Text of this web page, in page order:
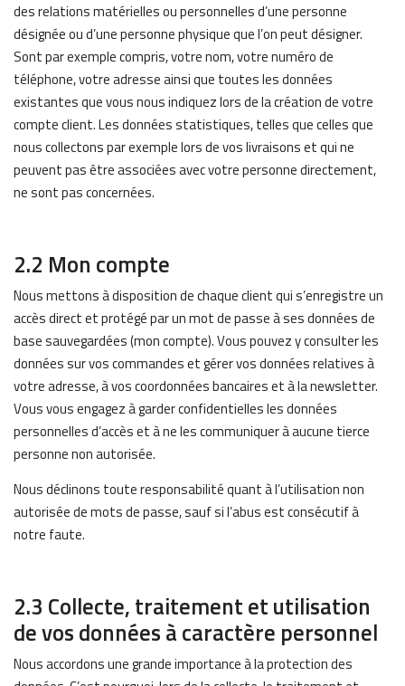
des relations matérielles ou personnelles d’une personne
désignée ou d’une personne physique que l’on peut désigner.
Sont par exemple compris, votre nom, votre numéro de
téléphone, votre adresse ainsi que toutes les données
existantes que vous nous indiquez lors de la création de votre
compte client. Les données statistiques, telles que celles que
nous collectons par exemple lors de vos livraisons et qui ne
peuvent pas être associées avec votre personne directement,
ne sont pas concernées.
2.2 Mon compte
Nous mettons à disposition de chaque client qui s’enregistre un
accès direct et protégé par un mot de passe à ses données de
base sauvegardées (mon compte). Vous pouvez y consulter les
données sur vos commandes et gérer vos données relatives à
votre adresse, à vos coordonnées bancaires et à la newsletter.
Vous vous engagez à garder confidentielles les données
personnelles d’accès et à ne les communiquer à aucune tierce
personne non autorisée.
Nous déclinons toute responsabilité quant à l’utilisation non
autorisée de mots de passe, sauf si l’abus est consécutif à
notre faute.
2.3 Collecte, traitement et utilisation
de vos données à caractère personnel
Nous accordons une grande importance à la protection des